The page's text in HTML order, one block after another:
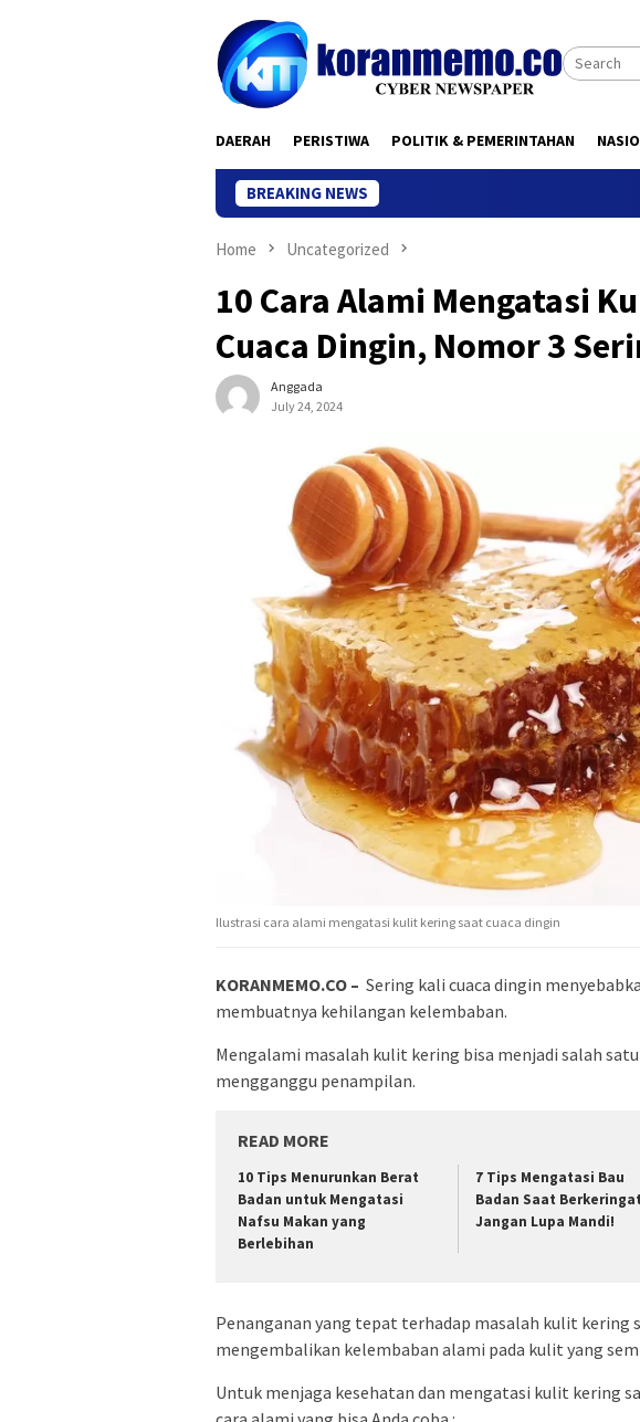
DAERAH PERISTIWA POLITIK & PEMERINTAHAN
BREAKING NEWS
Home Uncategorized
10 Cara Alami Mengatasi
Cuaca Dingin, Nomor 3
Anggada
July 24, 2024
Ilustrasi cara alami mengatasi kulit kering saat cuaca dingin
KORANMEMO.CO – Sering kali cuaca dingin
membuatnya kehilangan kelembaban.
Mengalami masalah kulit kering bisa menjadi salah
mengganggu penampilan.
READ MORE
10 Tips Menurunkan Berat
Badan untuk Mengatasi
Nafsu Makan yang
Berlebihan
7 Tips Mengatasi Bau
Badan Saat
Jangan Lupa Mandi!
Penanganan yang tepat terhadap masalah kulit kering
mengembalikan kelembaban alami pada kulit yang
Untuk menjaga kesehatan dan mengatasi kulit kering